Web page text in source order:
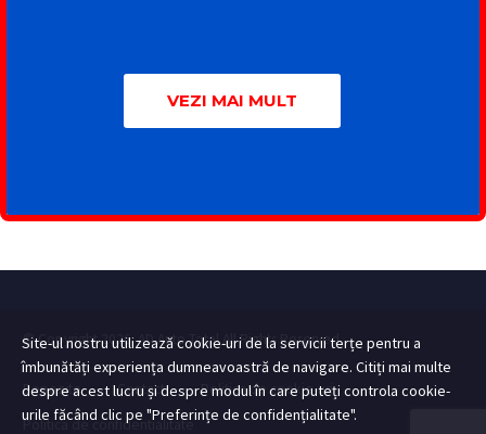
VEZI MAI MULT
© Copyright 2026. AD Auto Total All Rights Reserved
Depozite Contact
Politica de cookie-uri
Politica de confidentialitate
Site-ul nostru utilizează cookie-uri de la servicii terțe pentru a
îmbunătăți experiența dumneavoastră de navigare. Citiți mai multe
despre acest lucru și despre modul în care puteți controla cookie-
urile făcând clic pe "Preferințe de confidențialitate".